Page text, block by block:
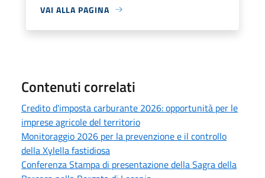
VAI ALLA PAGINA
Contenuti correlati
Credito d'imposta carburante 2026: opportunità per le
imprese agricole del territorio
Monitoraggio 2026 per la prevenzione e il controllo
della Xylella fastidiosa
Conferenza Stampa di presentazione della Sagra della